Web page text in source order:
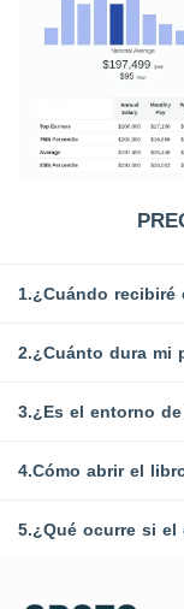
1.¿Cuándo
2.¿Cuánto dura mi
4.Cómo abrir el
5.¿Qué ocurre si el